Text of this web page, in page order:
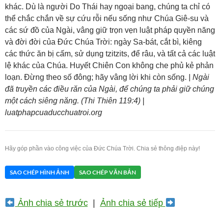
khác. Dù là người Do Thái hay ngoại bang, chúng ta chỉ có
thể chắc chắn về sự cứu rỗi nếu sống như Chúa Giê-su và
các sứ đồ của Ngài, vâng giữ trọn vẹn luật pháp quyền năng
và đời đời của Đức Chúa Trời: ngày Sa-bát, cắt bì, kiêng
các thức ăn bị cấm, sử dụng tzitzits, để râu, và tất cả các luật
lệ khác của Chúa. Huyết Chiên Con không che phủ kẻ phản
loạn. Đừng theo số đông; hãy vâng lời khi còn sống. | Ngài
đã truyền các điều răn của Ngài, để chúng ta phải giữ chúng
một cách siêng năng. (Thi Thiên 119:4) |
luatphapcuaducchuatroi.org
Hãy góp phần vào công việc của Đức Chúa Trời. Chia sẻ thông điệp này!
SAO CHÉP HÌNH ẢNH SAO CHÉP VĂN BẢN
Ảnh chia sẻ trước| Ảnh chia sẻ tiếp